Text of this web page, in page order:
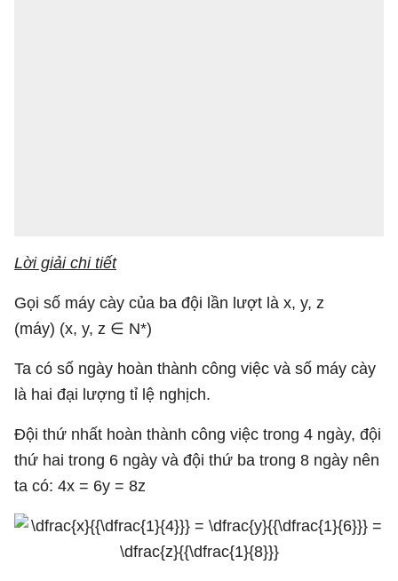
Lời giải chi tiết
Gọi số máy cày của ba đội lần lượt là x, y, z
(máy) (x, y, z ∈ N*)
Ta có số ngày hoàn thành công việc và số máy cày
là hai đại lượng tỉ lệ nghịch.
Đội thứ nhất hoàn thành công việc trong 4 ngày, đội
thứ hai trong 6 ngày và đội thứ ba trong 8 ngày nên
ta có: 4x = 6y = 8z